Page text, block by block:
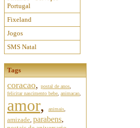
Portugal
Fixeland
Jogos
SMS Natal
Tags
coracao, postal de anos
felicitar nascimento bebe animacao
amor, animais
amizade, parabens,